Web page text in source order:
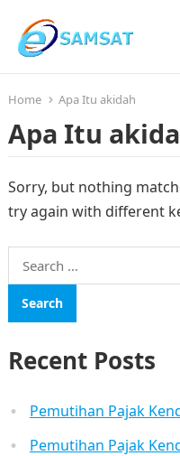
Home Apa Itu akidah
Apa Itu
Sorry, but nothing
try again with different
Search
for:
Recent Posts
Pemutihan Pajak
Pemutihan Pajak